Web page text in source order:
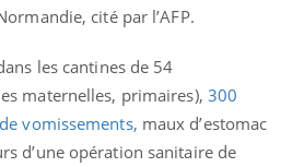
cité par l’AFP.
les cantines de 54
maternelles, primaires), 300
vomissements, maux d’estomac
d’une opération sanitaire de